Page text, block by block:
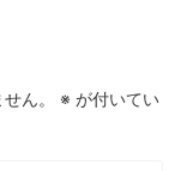
ん。 ※ が付いてい